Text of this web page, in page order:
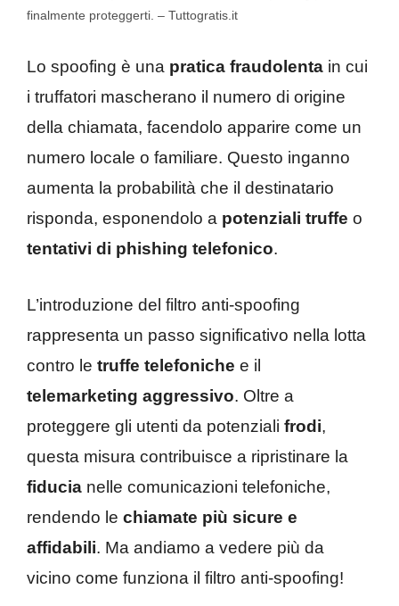
finalmente proteggerti. – Tuttogratis.it
Lo spoofing è una pratica fraudolenta in cui
i truffatori mascherano il numero di origine
della chiamata, facendolo apparire come un
numero locale o familiare. Questo inganno
aumenta la probabilità che il destinatario
risponda, esponendolo a potenziali truffe o
tentativi di phishing telefonico.
L’introduzione del filtro anti-spoofing
rappresenta un passo significativo nella lotta
contro le truffe telefoniche e il
telemarketing aggressivo. Oltre a
proteggere gli utenti da potenziali frodi,
questa misura contribuisce a ripristinare la
fiducia nelle comunicazioni telefoniche,
rendendo le chiamate più sicure e
affidabili. Ma andiamo a vedere più da
vicino come funziona il filtro anti-spoofing!